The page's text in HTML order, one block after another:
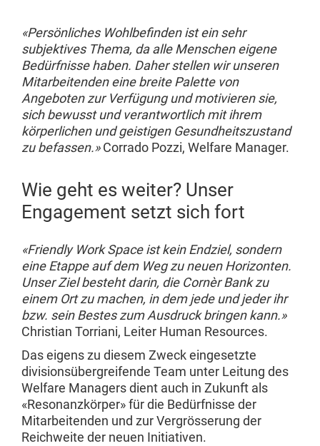
«Persönliches Wohlbefinden ist ein sehr
subjektives Thema, da alle Menschen eigene
Bedürfnisse haben. Daher stellen wir unseren
Mitarbeitenden eine breite Palette von
Angeboten zur Verfügung und motivieren sie,
sich bewusst und verantwortlich mit ihrem
körperlichen und geistigen Gesundheitszustand
zu befassen.»Corrado Pozzi, Welfare Manager.
Wie geht es weiter? Unser
Engagement setzt sich fort
«Friendly Work Space ist kein Endziel, sondern
eine Etappe auf dem Weg zu neuen Horizonten.
Unser Ziel besteht darin, die Cornèr Bank zu
einem Ort zu machen, in dem jede und jeder ihr
bzw. sein Bestes zum Ausdruck bringen kann.»
Christian Torriani, Leiter Human Resources.
Das eigens zu diesem Zweck eingesetzte
divisionsübergreifende Team unter Leitung des
Welfare Managers dient auch in Zukunft als
«Resonanzkörper» für die Bedürfnisse der
Mitarbeitenden und zur Vergrösserung der
Reichweite der neuen Initiativen.